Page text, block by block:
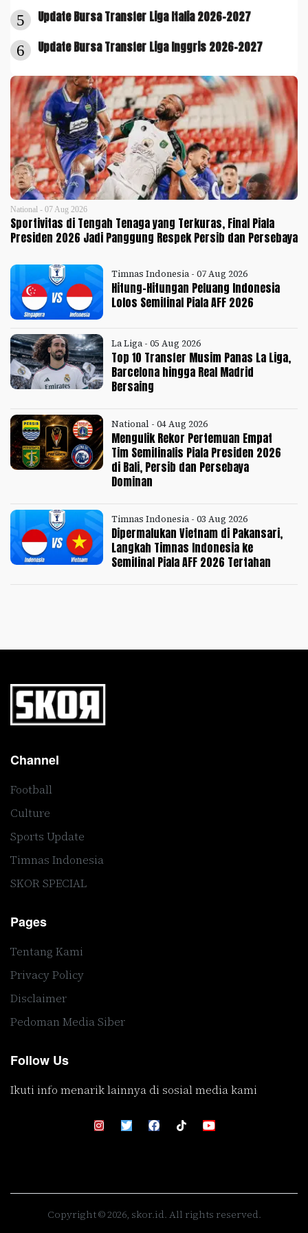
5 Update Bursa Transfer Liga Italia 2026-2027
6 Update Bursa Transfer Liga Inggris 2026-2027
National - 07 Aug 2026
Sportivitas di Tengah Tenaga yang Terkuras, Final Piala
Presiden 2026 Jadi Panggung Respek Persib dan Persebaya
Timnas Indonesia - 07 Aug 2026
Hitung-Hitungan Peluang Indonesia
Lolos Semifinal Piala AFF 2026
La Liga - 05 Aug 2026
Top 10 Transfer Musim Panas La Liga,
Barcelona hingga Real Madrid
Bersaing
National - 04 Aug 2026
Mengulik Rekor Pertemuan Empat
Tim Semifinalis Piala Presiden 2026
di Bali, Persib dan Persebaya
Dominan
Timnas Indonesia - 03 Aug 2026
Dipermalukan Vietnam di Pakansari,
Langkah Timnas Indonesia ke
Semifinal Piala AFF 2026 Tertahan
Channel
Football
Culture
Sports Update
Timnas Indonesia
SKOR SPECIAL
Pages
Tentang Kami
Privacy Policy
Disclaimer
Pedoman Media Siber
Follow Us
Ikuti info menarik lainnya di sosial media kami
Copyright © 2026, skor.id. All rights reserved.